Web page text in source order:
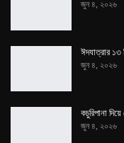
জুন ৪, ২০২৬
ঈদযাত্রার ১৩
জুন ৪, ২০২৬
কচুরিপানা
জুন ৪, ২০২৬